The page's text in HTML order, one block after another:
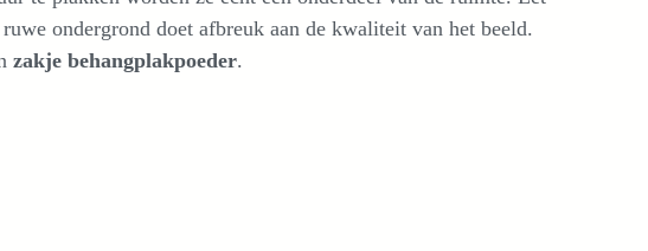
ruwe ondergrond doet afbreuk aan de kwaliteit van het beeld.
zakje behangplakpoeder.